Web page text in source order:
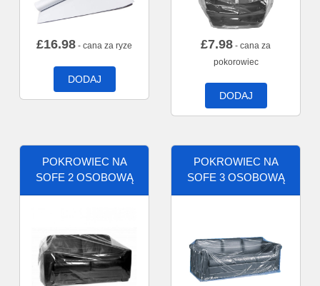
£16.98 - cana za ryze
DODAJ
£7.98 - cana za
pokorowiec
DODAJ
POKROWIEC NA
SOFE 2 OSOBOWĄ
POKROWIEC NA
SOFE 3 OSOBOWĄ